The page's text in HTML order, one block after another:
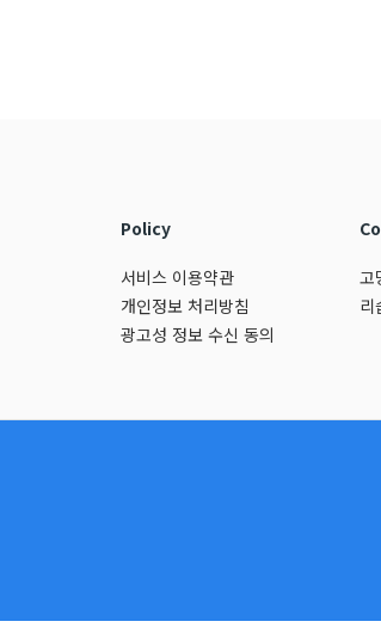
Policy
서비스 이용약관
개인정보 처리방침
광고성 정보 수신 동의
고
리